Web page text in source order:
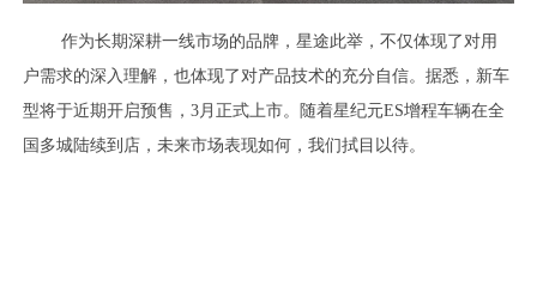
作为长期深耕一线市场的品牌，星途此举，不仅体现了对用
户需求的深入理解，也体现了对产品技术的充分自信。据悉，新车
型将于近期开启预售，3月正式上市。随着星纪元ES增程车辆在全
国多城陆续到店，未来市场表现如何，我们拭目以待。